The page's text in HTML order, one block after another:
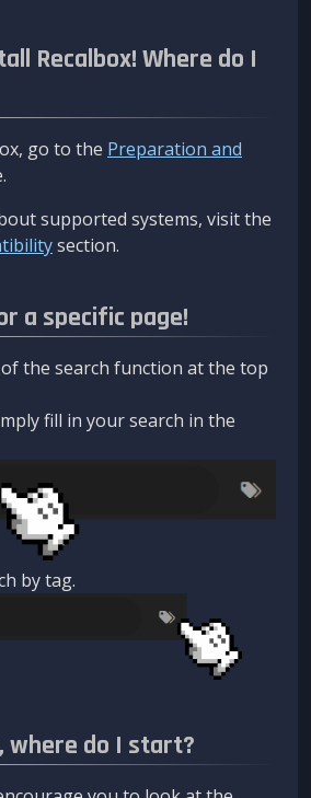
Recalbox! Where do I
go to the Preparation and
supported systems, visit the
section.
a specific page!
the search function at the top
fill in your search in the
by tag.
where do I start?